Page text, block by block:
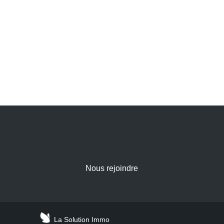
Nous rejoindre
La Solution Immo